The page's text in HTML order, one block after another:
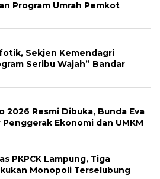
Program Umrah Pemkot
Sekjen Kemendagri
Seribu Wajah” Bandar
2026 Resmi Dibuka, Bunda Eva
Ekonomi dan UMKM
PKPCK Lampung, Tiga
Monopoli Terselubung